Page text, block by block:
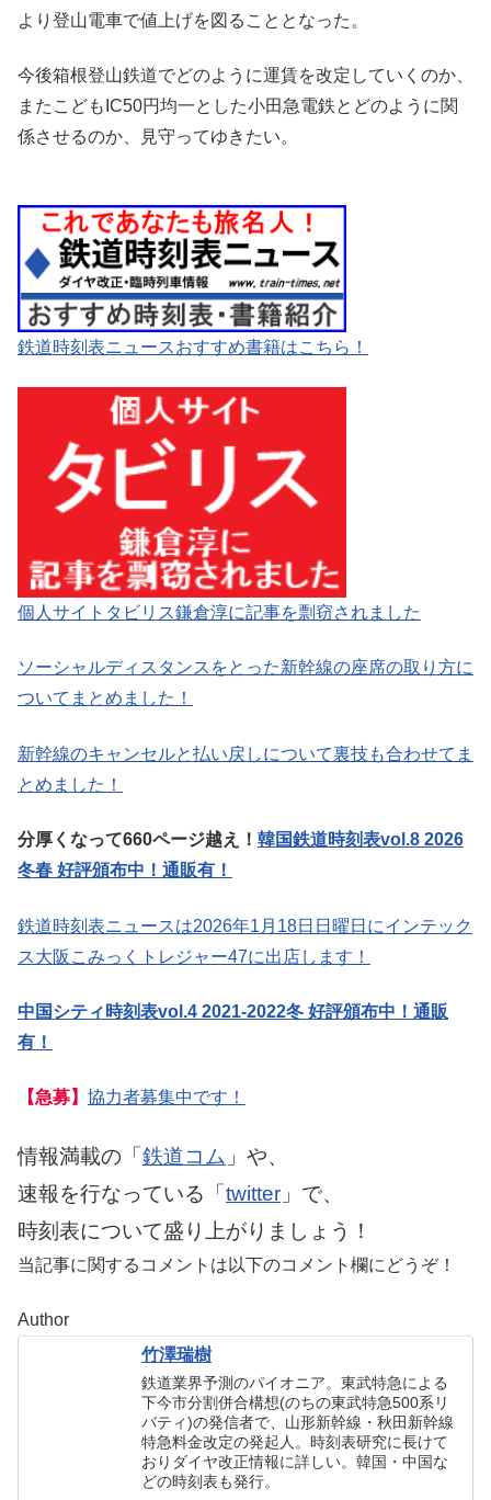
より登山電車で値上げを図ることとなった。
今後箱根登山鉄道でどのように運賃を改定していくのか、
またこどもIC50円均一とした小田急電鉄とどのように関
係させるのか、見守ってゆきたい。
鉄道時刻表ニュースおすすめ書籍はこちら！
個人サイトタビリス鎌倉淳に記事を剽窃されました
ソーシャルディスタンスをとった新幹線の座席の取り方に
ついてまとめました！
新幹線のキャンセルと払い戻しについて裏技も合わせてま
とめました！
分厚くなって660ページ越え！ 韓国鉄道時刻表vol.8 2026
冬春 好評頒布中！通販有！
鉄道時刻表ニュースは2026年1月18日日曜日にインテック
ス大阪こみっくトレジャー47に出店します！
中国シティ時刻表vol.4 2021-2022冬 好評頒布中！通販
有！
【急募】 協力者募集中です！
情報満載の「鉄道コム 」や、
速報を行なっている「twitter 」で、
時刻表について盛り上がりましょう！
当記事に関するコメントは以下のコメント欄にどうぞ！
Author
竹澤瑞樹
鉄道業界予測のパイオニア。東武特急による
下今市分割併合構想(のちの東武特急500系リ
バティ)の発信者で、山形新幹線・秋田新幹線
特急料金改定の発起人。時刻表研究に長けて
おりダイヤ改正情報に詳しい。韓国・中国な
どの時刻表も発行。